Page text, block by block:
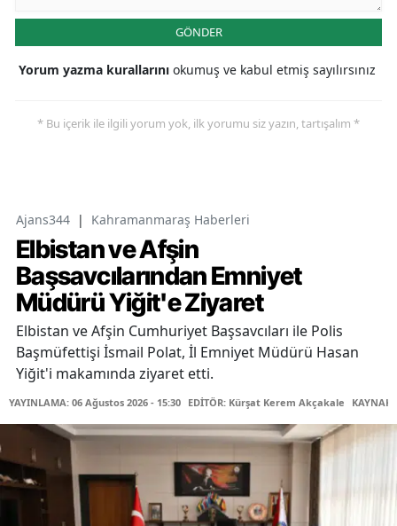
GÖNDER
Yorum yazma kurallarını okumuş ve kabul etmiş sayılırsınız
* Bu içerik ile ilgili yorum yok, ilk yorumu siz yazın, tartışalım *
Ajans344 | Kahramanmaraş Haberleri
Elbistan ve Afşin
Başsavcılarından Emniyet
Müdürü Yiğit'e Ziyaret
Elbistan ve Afşin Cumhuriyet Başsavcıları ile Polis
Başmüfettişi İsmail Polat, İl Emniyet Müdürü Hasan
Yiğit'i makamında ziyaret etti.
YAYINLAMA: 06 Ağustos 2026 - 15:30 EDİTÖR: Kürşat Kerem Akçakale